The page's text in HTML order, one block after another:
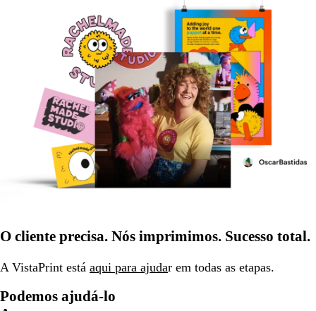
O cliente precisa. Nós imprimimos. Sucesso total.
A VistaPrint está aqui para ajudar em todas as etapas.
Podemos ajudá-lo